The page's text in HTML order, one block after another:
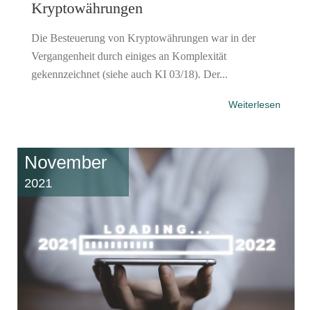
Kryptowährungen
Die Besteuerung von Kryptowährungen war in der
Vergangenheit durch einiges an Komplexität
gekennzeichnet (siehe auch KI 03/18). Der...
Weiterlesen
November
2021